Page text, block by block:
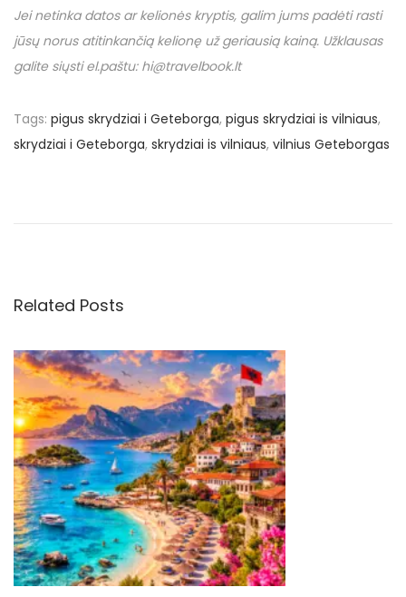
Jei netinka datos ar kelionės kryptis, galim jums padėti rasti
jūsų norus atitinkančią kelionę už geriausią kainą. Užklausas
galite siųsti el.paštu: hi@travelbook.lt
Tags: pigus skrydziai i Geteborga, pigus skrydziai is vilniaus,
skrydziai i Geteborga, skrydziai is vilniaus, vilnius Geteborgas
g
a
c
i
j
o
s
p
o
s
t
:
ž
k
r
y
d
į
į
N
i
u
j
Related Posts